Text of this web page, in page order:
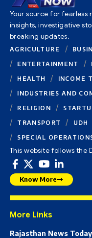
Your source for fearless
insights, investigative
breaking updates.
AGRICULTURE
ENTERTAINMENT
HEALTH
INCOME
INDUSTRIES AND
RELIGION
TRANSPORT
UDH
SPECIAL
This website follows the
Know More
More Links
Rajasthan News Today